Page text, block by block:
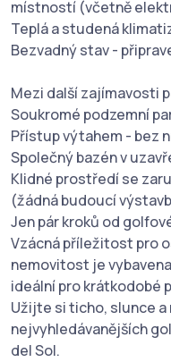
místností (včetně
Teplá a studená
Bezvadný stav -
Mezi další zajímavosti
Soukromé podzemní
Přístup výtahem - bez
Společný bazén v
Klidné prostředí se
(žádná budoucí
Jen pár kroků od
Vzácná příležitost pro
nemovitost je
ideální pro krátkodobé
Užijte si ticho, slunce a
nejvyhledávanějších
del Sol.